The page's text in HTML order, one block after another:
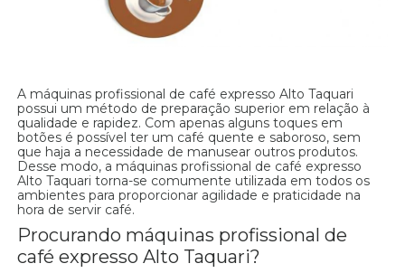
A máquinas profissional de café expresso Alto Taquari
possui um método de preparação superior em relação à
qualidade e rapidez. Com apenas alguns toques em
botões é possível ter um café quente e saboroso, sem
que haja a necessidade de manusear outros produtos.
Desse modo, a máquinas profissional de café expresso
Alto Taquari torna-se comumente utilizada em todos os
ambientes para proporcionar agilidade e praticidade na
hora de servir café.
Procurando máquinas profissional de
café expresso Alto Taquari?